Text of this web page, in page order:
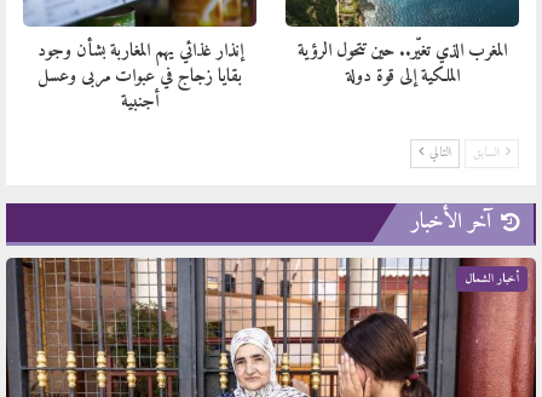
المغرب الذي تغيّر.. حين تتحول الرؤية
الملكية إلى قوة دولة
إنذار غذائي يهم المغاربة بشأن وجود
بقايا زجاج في عبوات مربى وعسل
أجنبية
السابق التالي
آخر الأخبار
أخبار الشمال